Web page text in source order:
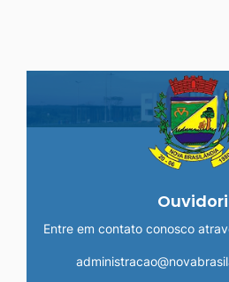
Seção do Rodapé e
Entre em contato conosco